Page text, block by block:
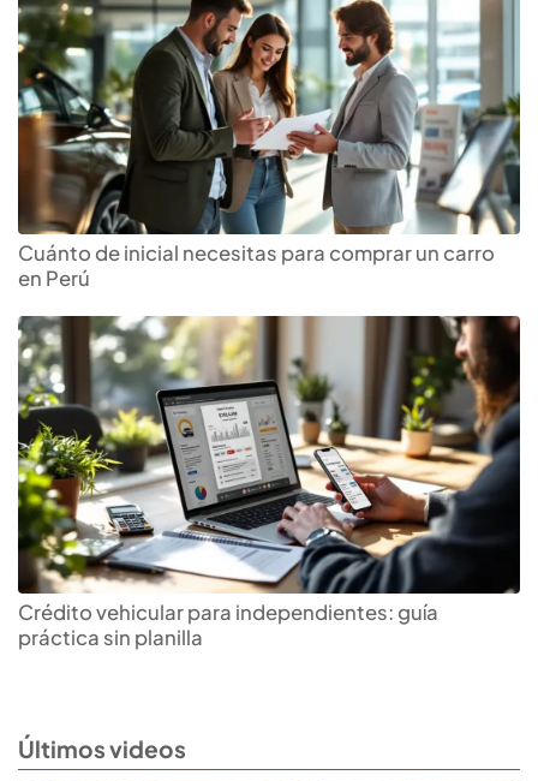
Cuánto de inicial necesitas para comprar un carro
en Perú
Crédito vehicular para independientes: guía
práctica sin planilla
Últimos videos